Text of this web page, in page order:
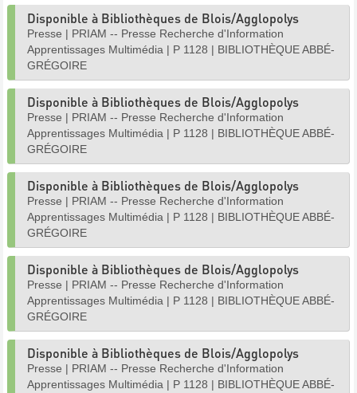
Disponible à Bibliothèques de Blois/Agglopolys
Presse | PRIAM -- Presse Recherche d'Information
Apprentissages Multimédia | P 1128 | BIBLIOTHÈQUE ABBÉ-
GRÉGOIRE
Disponible à Bibliothèques de Blois/Agglopolys
Presse | PRIAM -- Presse Recherche d'Information
Apprentissages Multimédia | P 1128 | BIBLIOTHÈQUE ABBÉ-
GRÉGOIRE
Disponible à Bibliothèques de Blois/Agglopolys
Presse | PRIAM -- Presse Recherche d'Information
Apprentissages Multimédia | P 1128 | BIBLIOTHÈQUE ABBÉ-
GRÉGOIRE
Disponible à Bibliothèques de Blois/Agglopolys
Presse | PRIAM -- Presse Recherche d'Information
Apprentissages Multimédia | P 1128 | BIBLIOTHÈQUE ABBÉ-
GRÉGOIRE
Disponible à Bibliothèques de Blois/Agglopolys
Presse | PRIAM -- Presse Recherche d'Information
Apprentissages Multimédia | P 1128 | BIBLIOTHÈQUE ABBÉ-